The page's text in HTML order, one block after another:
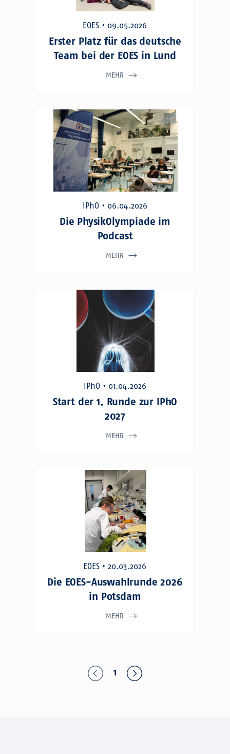
EOES • 09.05.2026
Erster Platz für das deutsche
Team bei der EOES in Lund
MEHR
IPhO • 06.04.2026
Die PhysikOlympiade im
Podcast
MEHR
IPhO • 01.04.2026
Start der 1. Runde zur IPhO
2027
MEHR
EOES • 20.03.2026
Die EOES-Auswahlrunde 2026
in Potsdam
MEHR
prev 1 next